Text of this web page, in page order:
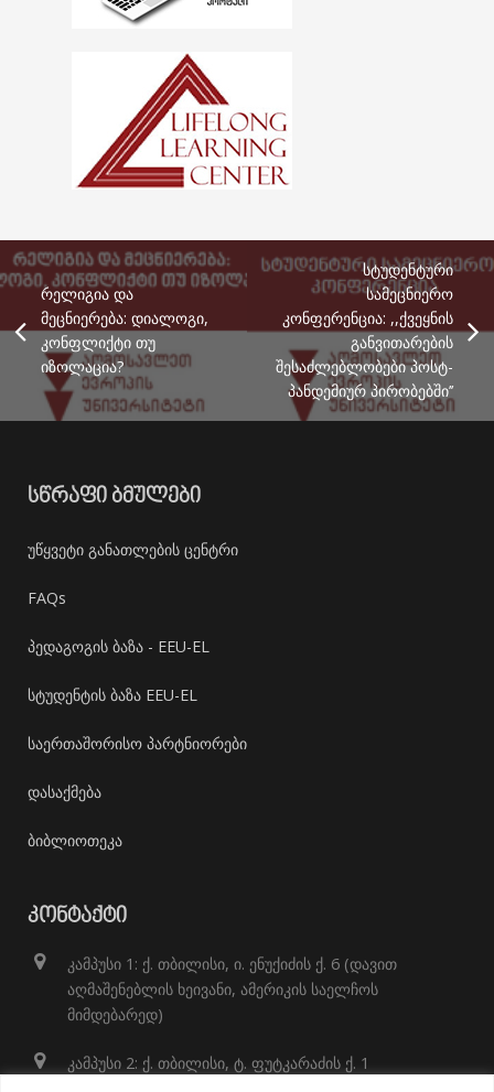
რელიგია და
მეცნიერება: დიალოგი,
კონფლიქტი თუ
იზოლაცია?
სტუდენტური
სამეცნიერო
კონფერენცია: ,,ქვეყნის
განვითარების
შესაძლებლობები პოსტ-
პანდემიურ პირობებში’’
ᲡᲬᲠᲐᲤᲘ ᲑᲛᲣᲚᲔᲑᲘ
უწყვეტი განათლების ცენტრი
FAQs
პედაგოგის ბაზა - EEU-EL
სტუდენტის ბაზა EEU-EL
საერთაშორისო პარტნიორები
დასაქმება
ბიბლიოთეკა
ᲙᲝᲜᲢᲐᲥᲢᲘ
კამპუსი 1: ქ. თბილისი, ი. ენუქიძის ქ. 6 (დავით
აღმაშენებლის ხეივანი, ამერიკის საელჩოს
მიმდებარედ)
კამპუსი 2: ქ. თბილისი, ტ. ფუტკარაძის ქ. 1